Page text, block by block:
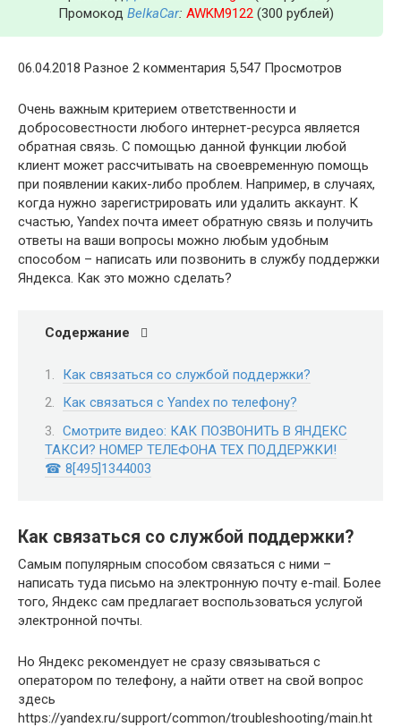
Промокод BelkaCar: AWKM9122 (300 рублей)
06.04.2018 Разное 2 комментария 5,547 Просмотров
Очень важным критерием ответственности и
добросовестности любого интернет-ресурса является
обратная связь. С помощью данной функции любой
клиент может рассчитывать на своевременную помощь
при появлении каких-либо проблем. Например, в случаях,
когда нужно зарегистрировать или удалить аккаунт. К
счастью, Yandex почта имеет обратную связь и получить
ответы на ваши вопросы можно любым удобным
способом – написать или позвонить в службу поддержки
Яндекса. Как это можно сделать?
Содержание
Как связаться со службой поддержки?
Как связаться с Yandex по телефону?
Смотрите видео: КАК ПОЗВОНИТЬ В ЯНДЕКС
ТАКСИ? НОМЕР ТЕЛЕФОНА ТЕХ ПОДДЕРЖКИ!
☎ 8[495]1344003
Как связаться со службой поддержки?
Самым популярным способом связаться с ними –
написать туда письмо на электронную почту e-mail. Более
того, Яндекс сам предлагает воспользоваться услугой
электронной почты.
Но Яндекс рекомендует не сразу связываться с
оператором по телефону, а найти ответ на свой вопрос
здесь
https://yandex.ru/support/common/troubleshooting/main.ht